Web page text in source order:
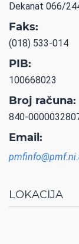
Dekanat 066/
Faks:
(018) 533-014
PIB:
100668023
Broj računa:
840-
Email:
LOKACIJA